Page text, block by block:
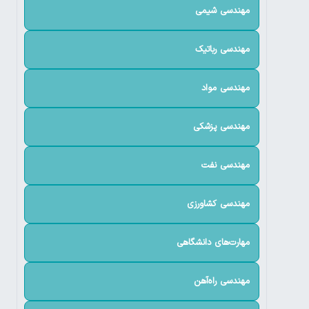
مهندسی شیمی
مهندسی رباتیک
مهندسی مواد
مهندسی پزشکی
مهندسی نفت
مهندسی کشاورزی
مهارت‌های دانشگاهی
مهندسی راه‌آهن